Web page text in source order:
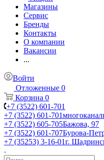
Магазины
Сервис
Бренды
Контакты
О компании
Вакансии
...
Войти
Отложенные 0
Корзина 0
+7 (3522) 601-701
+7 (3522) 601-701
+7 (3522) 605-705Бажова, 97
+7 (3522) 601-707Бурова-
+7 (35253) 3-16-01г.